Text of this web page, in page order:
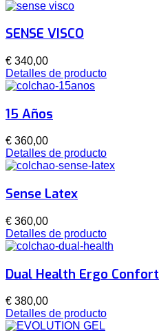
SENSE VISCO
€ 340,00
Detalles de producto
15 Años
€ 360,00
Detalles de producto
Sense Latex
€ 360,00
Detalles de producto
Dual Health Ergo Confort
€ 380,00
Detalles de producto